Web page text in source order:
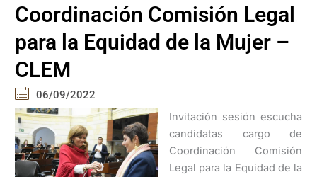
Coordinación Comisión Legal
para la Equidad de la Mujer –
CLEM
06/09/2022
Invitación sesión escucha
candidatas cargo de
Coordinación Comisión
Legal para la Equidad de la